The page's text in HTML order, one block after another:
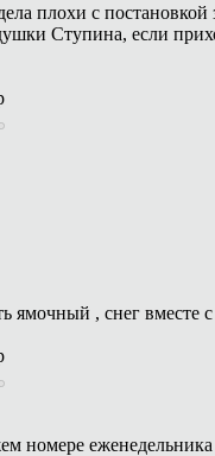
плохи с постановкой
Ступина, если
ямочный , снег вместе с
номере